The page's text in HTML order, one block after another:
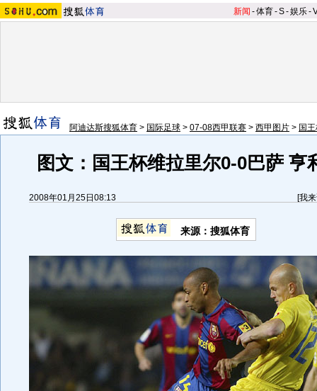
新闻 -体育-S-娱乐-
阿迪达斯搜狐体育 > 国际足球 > 07-08西甲联赛 > 西甲图片 > 国
图文：国王杯维拉里尔0-0巴萨 亨
2008年01月25日08:13 [我
来源：搜狐体育